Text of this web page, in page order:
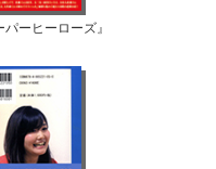
ーヒーローズ』